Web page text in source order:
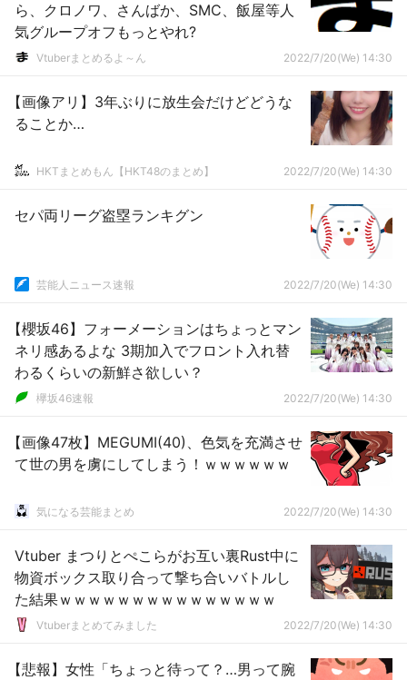
ら、クロノワ、さんばか、SMC、飯屋等人
気グループオフもっとやれ?
Vtuberまとめるよ～ん 2022/7/20(We) 14:30
【画像アリ】3年ぶりに放生会だけどどうな
ることか…
HKTまとめもん【HKT48のまとめ】 2022/7/20(We) 14:30
セパ両リーグ盗塁ランキグン
芸能人ニュース速報 2022/7/20(We) 14:30
【櫻坂46】フォーメーションはちょっとマン
ネリ感あるよな 3期加入でフロント入れ替
わるくらいの新鮮さ欲しい？
欅坂46速報 2022/7/20(We) 14:30
【画像47枚】MEGUMI(40)、色気を充満させ
て世の男を虜にしてしまう！ｗｗｗｗｗｗ
気になる芸能まとめ 2022/7/20(We) 14:30
Vtuber まつりとぺこらがお互い裏Rust中に
物資ボックス取り合って撃ち合いバトルし
た結果ｗｗｗｗｗｗｗｗｗｗｗｗｗｗｗ
Vtuberまとめてみました 2022/7/20(We) 14:30
【悲報】女性「ちょっと待って？…男って腕